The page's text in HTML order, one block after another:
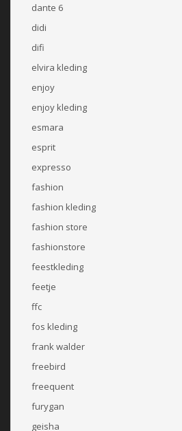
dante 6
didi
difi
elvira kleding
enjoy
enjoy kleding
esmara
esprit
expresso
fashion
fashion kleding
fashion store
fashionstore
feestkleding
feetje
ffc
fos kleding
frank walder
freebird
freequent
furygan
geisha